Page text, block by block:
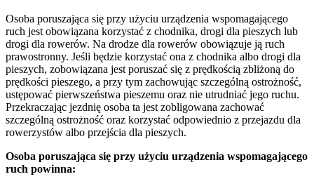
Osoba poruszająca się przy użyciu urządzenia wspomagającego
ruch jest obowiązana korzystać z chodnika, drogi dla pieszych lub
drogi dla rowerów. Na drodze dla rowerów obowiązuje ją ruch
prawostronny. Jeśli będzie korzystać ona z chodnika albo drogi dla
pieszych, zobowiązana jest poruszać się z prędkością zbliżoną do
prędkości pieszego, a przy tym zachowując szczególną ostrożność,
ustępować pierwszeństwa pieszemu oraz nie utrudniać jego ruchu.
Przekraczając jezdnię osoba ta jest zobligowana zachować
szczególną ostrożność oraz korzystać odpowiednio z przejazdu dla
rowerzystów albo przejścia dla pieszych.
Osoba poruszająca się przy użyciu urządzenia wspomagającego
ruch powinna: